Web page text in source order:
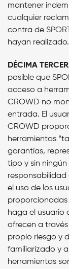
mantener
cualquier
contra de
hayan realizado.
DÉCIMA
posible que
acceso a
CROWD no
entrada. El
CROWD
herramientas
garantías,
tipo y sin ningún
el uso de los
proporcionadas
haga el usuario
ofrecen a través
propio riesgo y
familiarizado y
herramientas